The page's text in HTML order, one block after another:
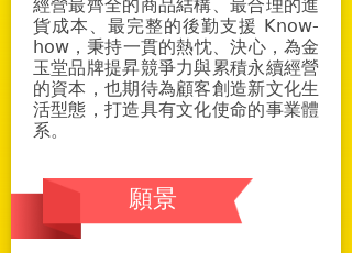
經營最齊全的商品結構、最合理的進
貨成本、最完整的後勤支援 Know-
how，秉持一貫的熱忱、決心，為金
玉堂品牌提昇競爭力與累積永續經營
的資本，也期待為顧客創造新文化生
活型態，打造具有文化使命的事業體
系。
願景